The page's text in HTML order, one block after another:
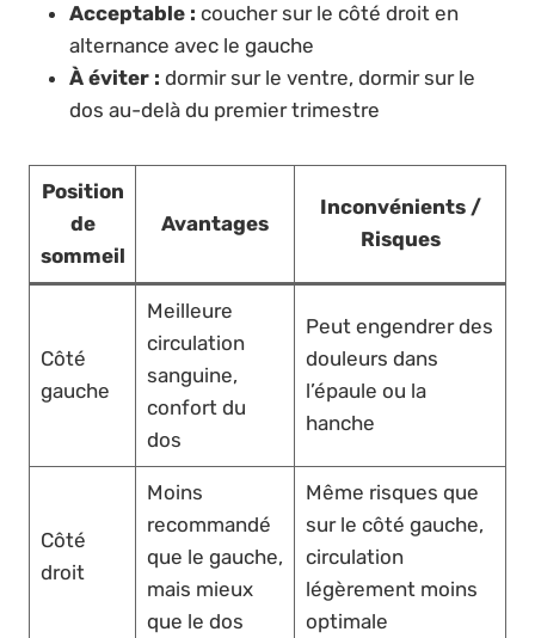
Acceptable : coucher sur le côté droit en
alternance avec le gauche
À éviter : dormir sur le ventre, dormir sur le
dos au-delà du premier trimestre
Position
de
sommeil
Avantages
Inconvénients /
Risques
Côté
gauche
Meilleure
circulation
sanguine,
confort du
dos
Peut engendrer des
douleurs dans
l’épaule ou la
hanche
Côté
droit
Moins
recommandé
que le gauche,
mais mieux
que le dos
Même risques que
sur le côté gauche,
circulation
légèrement moins
optimale